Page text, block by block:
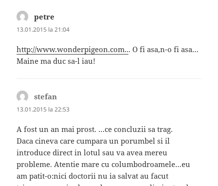
petre
13.01.2015 la 21:04
http://www.wonderpigeon.com... O fi asa,n-o fi asa…
Maine ma duc sa-l iau!
stefan
13.01.2015 la 22:53
A fost un an mai prost. …ce concluzii sa trag.
Daca cineva care cumpara un porumbel si il
introduce direct in lotul sau va avea mereu
probleme. Atentie mare cu columbodroamele…eu
am patit-o:nici doctorii nu ia salvat au facut